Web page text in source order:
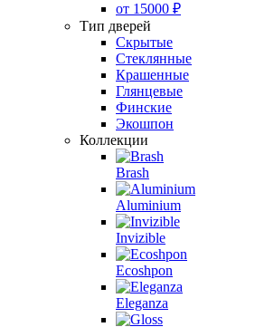
от 15000 ₽
Тип дверей
Скрытые
Стеклянные
Крашенные
Глянцевые
Финские
Экошпон
Коллекции
Brash
Aluminium
Invizible
Ecoshpon
Eleganza